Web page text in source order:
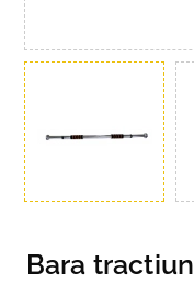
Bara